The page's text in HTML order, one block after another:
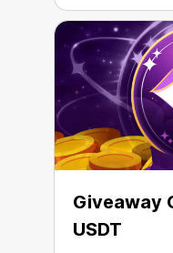
Giveaway
USDT